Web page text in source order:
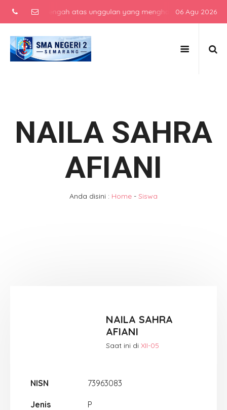
menengah atas unggulan yang menghasilkan lulusan
06 Agu 2026
NAILA SAHRA
AFIANI
Anda disini : Home - Siswa
NAILA SAHRA
AFIANI
Saat ini di XII-05
NISN 73963083
Jenis
P